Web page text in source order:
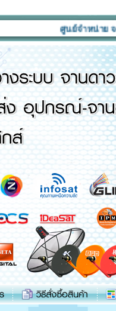
ศูนย์จำหน่าย จานดาว